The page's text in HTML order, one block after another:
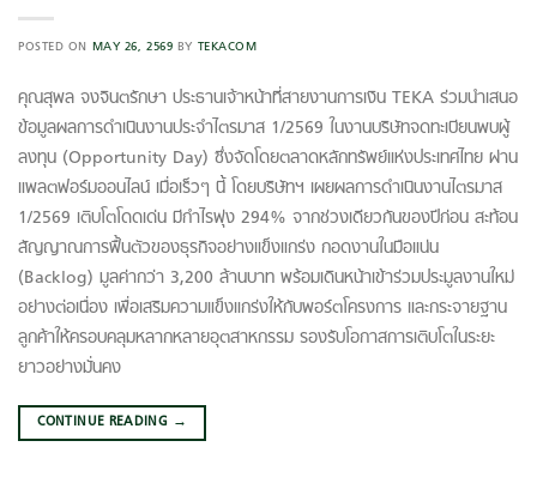
POSTED ON MAY 26, 2569 BY TEKACOM
คุณสุพล จงจินตรักษา ประธานเจ้าหน้าที่สายงานการเงิน TEKA ร่วมนำเสนอ
ข้อมูลผลการดำเนินงานประจำไตรมาส 1/2569 ในงานบริษัทจดทะเบียนพบผู้
ลงทุน (Opportunity Day) ซึ่งจัดโดยตลาดหลักทรัพย์แห่งประเทศไทย ผ่าน
แพลตฟอร์มออนไลน์ เมื่อเร็วๆ นี้ โดยบริษัทฯ เผยผลการดำเนินงานไตรมาส
1/2569 เติบโตโดดเด่น มีกำไรพุ่ง 294% จากช่วงเดียวกันของปีก่อน สะท้อน
สัญญาณการฟื้นตัวของธุรกิจอย่างแข็งแกร่ง กอดงานในมือแน่น
(Backlog) มูลค่ากว่า 3,200 ล้านบาท พร้อมเดินหน้าเข้าร่วมประมูลงานใหม่
อย่างต่อเนื่อง เพื่อเสริมความแข็งแกร่งให้กับพอร์ตโครงการ และกระจายฐาน
ลูกค้าให้ครอบคลุมหลากหลายอุตสาหกรรม รองรับโอกาสการเติบโตในระยะ
ยาวอย่างมั่นคง
CONTINUE READING →